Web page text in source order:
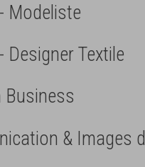
Modeliste
Designer Textile
Business
& Images